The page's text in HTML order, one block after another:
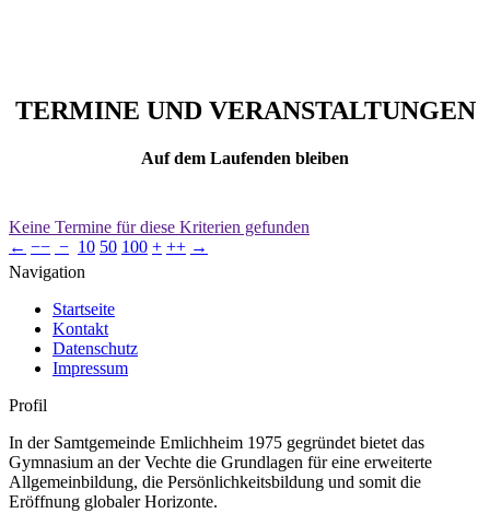
TERMINE UND VERANSTALTUNGEN
Auf dem Laufenden bleiben
Keine Termine für diese Kriterien gefunden
← −− − 10 50 100 + ++ →
Navigation
Startseite
Kontakt
Datenschutz
Impressum
Profil
In der Samtgemeinde Emlichheim 1975 gegründet bietet das
Gymnasium an der Vechte die Grundlagen für eine erweiterte
Allgemeinbildung, die Persönlichkeitsbildung und somit die
Eröffnung globaler Horizonte.